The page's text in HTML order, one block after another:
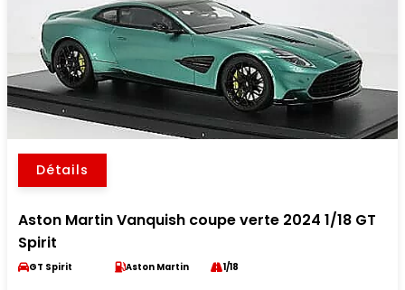
Détails
Aston Martin Vanquish coupe verte 2024 1/18 GT
Spirit
GT Spirit Aston Martin 1/18